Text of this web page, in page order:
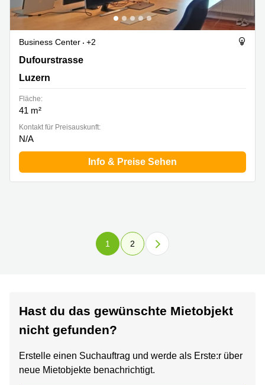
Business Center
+2
Dufourstrasse 20A, Luzern
Dufourstrasse
Luzern
Fläche:
41 m²
Kontakt für Preisauskunft:
N/A
Info & Preise Sehen
1 2
Hast du das gewünschte Mietobjekt
nicht gefunden?
Erstelle einen Suchauftrag und werde als Erste:r über
neue Mietobjekte benachrichtigt.